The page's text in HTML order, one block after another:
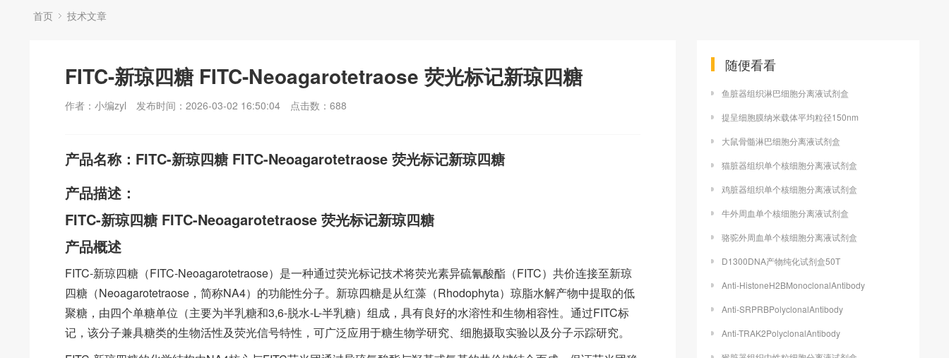
首页 技术文章
FITC-新琼四糖 FITC-Neoagarotetraose 荧光标记新琼四糖
作者：小编zyl 发布时间：2026-03-02 16:50:04 点击数： 688
产品名称：FITC-新琼四糖 FITC-Neoagarotetraose 荧光标记新琼四糖
产品描述：
FITC-新琼四糖 FITC-Neoagarotetraose 荧光标记新琼四糖
产品概述
FITC-新琼四糖（FITC-Neoagarotetraose）是一种通过荧光标记技术将荧光素异硫氰酸酯（FITC）共价连接至新琼
四糖（Neoagarotetraose，简称NA4）的功能性分子。新琼四糖是从红藻（Rhodophyta）琼脂水解产物中提取的低
聚糖，由四个单糖单位（主要为半乳糖和3,6-脱水-L-半乳糖）组成，具有良好的水溶性和生物相容性。通过FITC标
记，该分子兼具糖类的生物活性及荧光信号特性，可广泛应用于糖生物学研究、细胞摄取实验以及分子示踪研究。
随便看看
鱼脏器组织淋巴细胞分离液试剂盒
提呈细胞膜纳米载体平均粒径150nm
大鼠骨髓淋巴细胞分离液试剂盒
猫脏器组织单个核细胞分离液试剂盒
鸡脏器组织单个核细胞分离液试剂盒
牛外周血单个核细胞分离液试剂盒
骆驼外周血单个核细胞分离液试剂盒
D1300DNA产物纯化试剂盒50T
Anti-HistoneH2BMonoclonalAntibody
Anti-SRPRBPolyclonalAntibody
Anti-TRAK2PolyclonalAntibody